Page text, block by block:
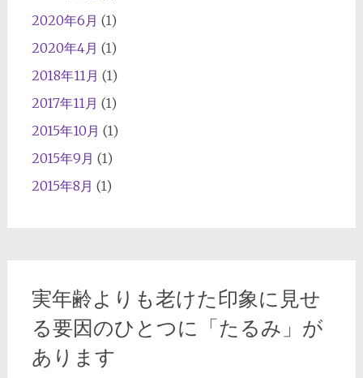
2020年6月 (1)
2020年4月 (1)
2018年11月 (1)
2017年11月 (1)
2015年10月 (1)
2015年9月 (1)
2015年8月 (1)
実年齢よりも老けた印象に見せ
る要因のひとつに「たるみ」が
あります